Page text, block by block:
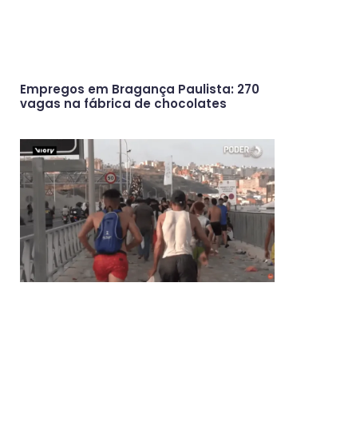
Empregos em Bragança Paulista: 270
vagas na fábrica de chocolates